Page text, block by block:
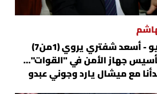
بالفيديو - أسعد شفتري يروي (1من7)
جهاز الأمن في "القوات"...
مع ميشال يارد وجوني عبدو